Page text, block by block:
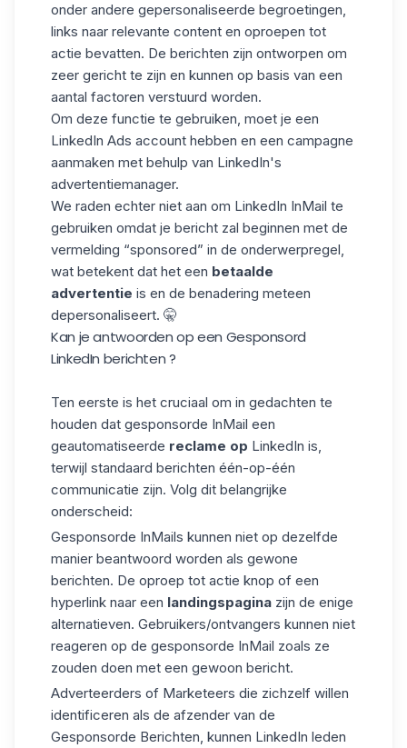
onder andere gepersonaliseerde begroetingen,
links naar relevante content en oproepen tot
actie bevatten. De berichten zijn ontworpen om
zeer gericht te zijn en kunnen op basis van een
aantal factoren verstuurd worden.
Om deze functie te gebruiken, moet je een
LinkedIn Ads account hebben en een campagne
aanmaken met behulp van LinkedIn's
advertentiemanager.
We raden echter niet aan om LinkedIn InMail te
gebruiken omdat je bericht zal beginnen met de
vermelding “sponsored” in de onderwerpregel,
wat betekent dat het een betaalde
advertentie is en de benadering meteen
depersonaliseert. 🤫
Kan je antwoorden op een Gesponsord
LinkedIn berichten ?
Ten eerste is het cruciaal om in gedachten te
houden dat gesponsorde InMail een
geautomatiseerde reclame op LinkedIn is,
terwijl standaard berichten één-op-één
communicatie zijn. Volg dit belangrijke
onderscheid:
Gesponsorde InMails kunnen niet op dezelfde
manier beantwoord worden als gewone
berichten. De oproep tot actie knop of een
hyperlink naar een landingspagina zijn de enige
alternatieven. Gebruikers/ontvangers kunnen niet
reageren op de gesponsorde InMail zoals ze
zouden doen met een gewoon bericht.
Adverteerders of Marketeers die zichzelf willen
identificeren als de afzender van de
Gesponsorde Berichten, kunnen LinkedIn leden